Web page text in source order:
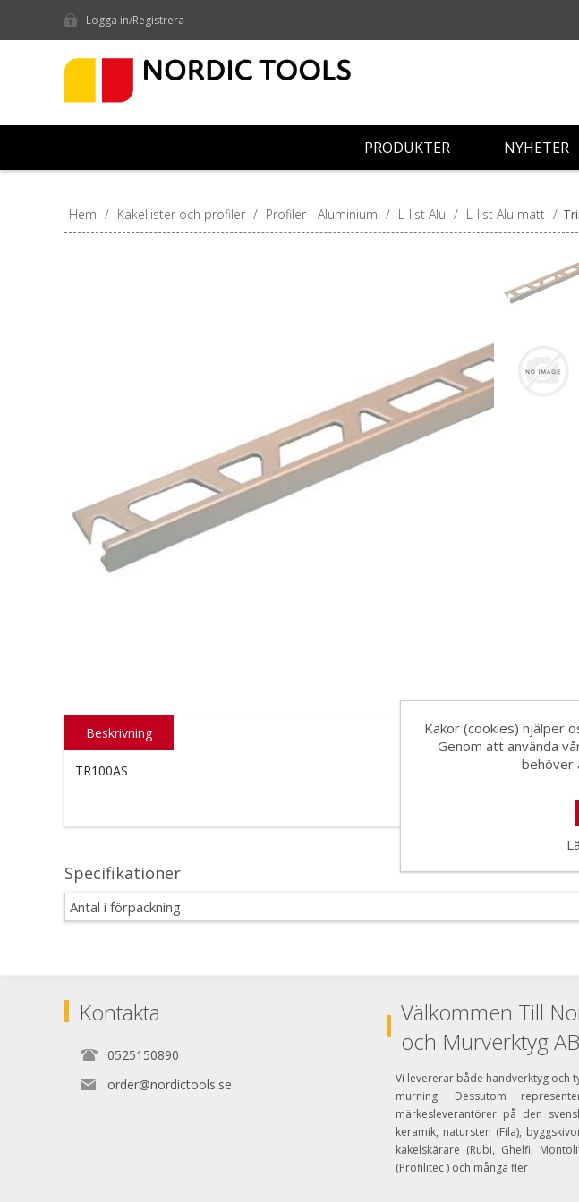
Logga in/Registrera
PRODUKTER NYHETER
Hem / Kakellister och profiler / Profiler - Aluminium / L-list Alu / L-list Alu matt /
Beskrivning
TR100AS
Specifikationer
Antal i förpackning
Kontakta
0525150890
order@nordictools.se
Välkommen Till
och Murverktyg AB
Vi levererar både handverktyg och
murning. Dessutom
märkesleverantörer på den
keramik, natursten (Fila),
kakelskärare (Rubi, Ghelfi,
(Profilitec ) och många fler
Kakor (cookies) hjälper
Genom att använda
behöver